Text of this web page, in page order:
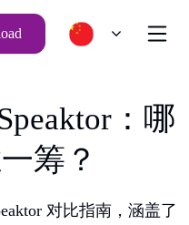
：哪
筹？
对比指南，涵盖了